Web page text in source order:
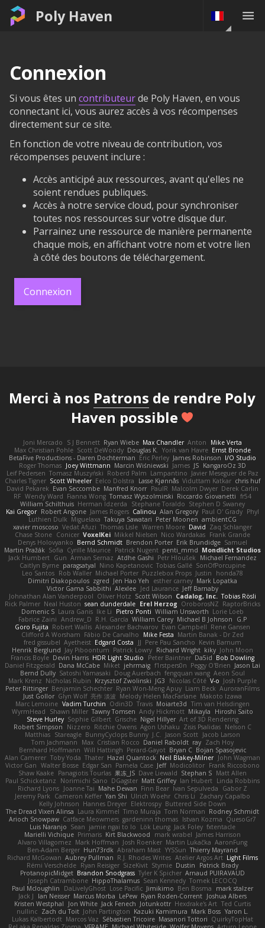
Poly Haven
Connexion
Si vous êtes un contributeurde Poly Haven, en vous
connectant ici, vous aurez accès à vos récompenses
directement sur ce site.
En fonction de votre niveau de contribution, vos
récompenses peuvent inclure :
Accès anticipé aux ressources, avant qu'elles ne
soient rendues publiques.
Accès à notre service cloud, pour synchroniser
toutes nos ressources sur votre disque dur.
Parrainez une ressource de manière permanente
chaque mois, en affichant votre nom et votre lien
à côté des boutons de téléchargement.
Connexion
Merci à nos Patrons de rendre Poly
Haven possible
Joni Mercado S J Bennett Ryan Wiebe Max Chandler Anton
Mike Verta
Max Christian Pohle Scott DeWoody Douglas K. Yorik van Havre Ernst Bronde
BetaFive Productions - Daren Dochterman Eric Perley James Robinson I/O Studio
Roger Thomas Joey Wittmann Marcin Wiśniewski James JS KangaroOz 3D
Leif Pedersen Tomasz Muszyński Roberd Palm Lampantino Javier Meseguer de Paz
Charles Tigner Scott Wheeler Eelco Dolstra Lasse Kjønnås Viduttam Katkar chris huf
David Pekarek Evan Seccombe Manfred Knorr PaulR Malcolm Dwyer Derek Carlin
RF Wendy Ward Fianna Wong Tomasz Wyszolmirski Riccardo Giovanetti fr54
William Schilthuis Herman Idzerda Stephane Toraldo Stephen D Swaney
Kai Gregor Robert Angone James Rogers Calinou Alan Gregory Paul O' Grady Phyl
Luthien Dulk Miguelaxa Takuya Sawatari Peter Moonen ambientCG
xavier moscoso Vedat Afuzi Thomas Lisle Warren Moore David Zaq Schlanger
Chase Stone Conicer VoxelKei Mikkel Nielsen Nico Wardakas Frank Grande
Denys Holovyanko Bernd Schmidt Brendon Porter Erik Brundidge Samuel
Martin Pražák Sofia Cyrille Maurice Patrick Nugent penti_mmd Mondlicht Studios
Jack Humbert Gun Arman Sernaz Atdhe Gashi Petr Hloušek
Michael Fernandez
Caitlyn Byrne paragsatyal Nino Kapetanovic Tobias Gallé SonOfPorcupine
Leo Santos Rob Waller Michael Porter Puzzlebox Props Justin
honda78
Dimitri Diakopoulos zgred Jen Hao Yeh esther carney Mark Lopatka
Victor Gama Sabbithi Alexlee Jed Laurance Jeff Barnaby
Johnathan Alan Vanderpool Oliver Hotz Scott Wilson Cadalog, Inc. Tobias Rösli
Rick Palmer Neal Huston sean dunderdale Erel Herzog OroborosNZ RaptorBricks
Domenic S Laura Ganis Ike Li Pietro Ponti William Unsworth Lorie Loeb
Fabrice Zaini Andrew_D R.H. García William Carey Michael B Johnson
G.P
Goro Fujita Robert Wallis Alexander Bachvarov Evan Campbell Rene Gansen
Clifford A Worsham Fábio De Carvalho Mike Festa Martin Banak - Dr Zed
fred gissubel Ayetheist Edgard Costa JJ Pere Pau Sancho Kevin Barnum
Henrik Berglund Jay Piboontum Patrick Lowry Richard Wright kiky John Moon
Francis Boyle Devin Harris HDR Light Studio Peter Baintner Da5id Bob Dowling
Daniel Fitzgerald Dana McCabe Miket jehrmaig f1rstpers0n Peggy O'Brien Jason Lai
Bernd Dully Satoshi Yamasaki Doug Auerbach fengquan wang Aeon Soul
Mark Krenz Nicholas Rubin Krzysztof Zwolinski JG3 Nicolas Côté V-o Josh Purple
Peter Rittinger Benjamin Schechter Ryan Won-Meng Apuy Liam Beck AuroranFilms
Just Gollor Glyn Wolf 亮作 淡波 Melody Helen MacFarlane Makoto Izawa
Marc Lemoine Vadim Turchin Odin3D Travis Moiarte3d Tim van Helsdingen
WyrmHead
Shawn Miller Tawny Tomsen Andy Hickmott Mikayla
Hiroshi Saito
Steve Hurley Sophie Gilbert Grische Nigel Hillyer Art of 3D Rendering
Robert Simpson
Nizzero Ritchie Owens Agon Ushaku Zisis Psalidas Nelson C
Matthias Stareagle BunnyCyclops Bunny J.C. Jason Scott Jacob Larson
Tom Jachmann
Max Cristian Rocco Daniel Raboldt ray Zach Hoy
Bernhard Hoffmann Will Hattingh Perard-Gayot Bryan C Bojan Spasojevic
Alan Camerer Toby Yoda Thater Hazel Quantock Neil Blakey-Milner John Wagman
Victor Gan Walter Bosse Edgar San Pamela Case Jeff Modicolitor Frank Riccobono
Shaw Kaake Panagiotis Tourlas 果冻_JS Dave Liewald Stephan S Matt Allen
Paul Schicketanz
Norimichi Sano DGagster Matt Griffey Ian Hubert Linda Robbins
Richard Lyons Joanne Tai Mahe Dewan Finn Bear Ivan Sepulveda
Gabor Z
Jeremy Park
Cameron Keffer Yan Shi Ulrich Woehr Chris Li
Zachary Capalbo
Kelly Johnson Hannes Dreyer Elektrospy Buttered Side Down
The Dread Vixen Alinsa Laura Kimmel Timo Muraja Tom Norman Rodney Schmidt
Arioch Snowpaw Catface Meowmers gardeninn thomas Istvan Kozma QuesoGr7
Luis Naranjo Sean jamie ngai to lo Lök Leung Jack Foley fxtentacle
Marielli Vichique Primaris Kirt Blackwood mark wrabel James Harrison
Alvaro Villagomez Mark Hoffman Josh Roenker Martin Lukačka AaronFung
Ben-Adam Berger Hun73rdk Abraham Mast YYSSun Thierry Mayrand
Richard McGowan Aubrey Pullman R.J. Rhodes Writes Atelier Argos Art Light Films
Rémi Verschelde Ryan Reisiger SizeKivit Stymie Dustin
Patrick Brady
ProtanopicMidget Brandon Snodgrass Tyler K Spicher Arnaud PUIRAVAUD
Joseph Catrambone HippoThalamus Sean Kennedy Tomek LECOCQ
Paul Mcloughlin
DaLivelyGhost Lose Pacific Jimikimo Ben Bosma
mark stalzer
Jack J
Ian Neisser Marcus Morba LePew Ryan Roden-Corrent Joshua Albers
Kristen Westphal
Jon White Jack Fenech Jotunkottr Hexdrake's Art Ted Curtis
nullinc Zach du Toit John Partington Kazuki Kamimura Mark Boss Yaron L.
Lukas Kalbertodt Marcos Vaz Sébastien Tricoire Masanori Tottori QuirkyTopHat